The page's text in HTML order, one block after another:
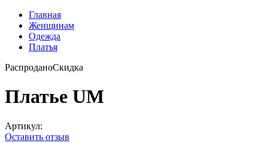
Главная
Женщинам
Одежда
Платья
РаспроданоСкидка
Платье UM
Артикул:
Оставить отзыв